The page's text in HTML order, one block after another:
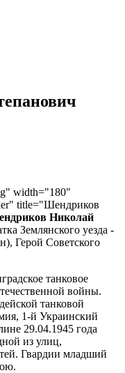
width="180"
title="Шендриков
Николай
Землянского уезда -
Герой Советского
танковое
войны.
танковой
1-й Украинский
29.04.1945 года
из улиц,
Гвардии младший